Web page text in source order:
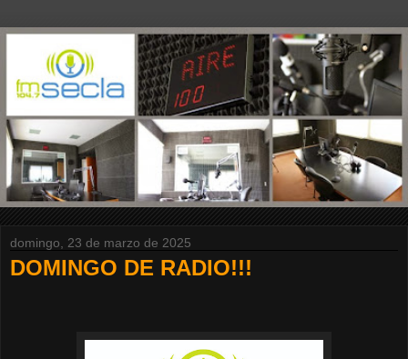
domingo, 23 de marzo de 2025
DOMINGO DE RADIO!!!